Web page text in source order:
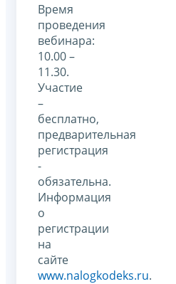
Время
проведения
вебинара:
10.00 –
11.30.
Участие
–
бесплатно,
предварительная
регистрация
-
обязательна.
Информация
о
регистрации
на
сайте
www.nalogkodeks.ru.